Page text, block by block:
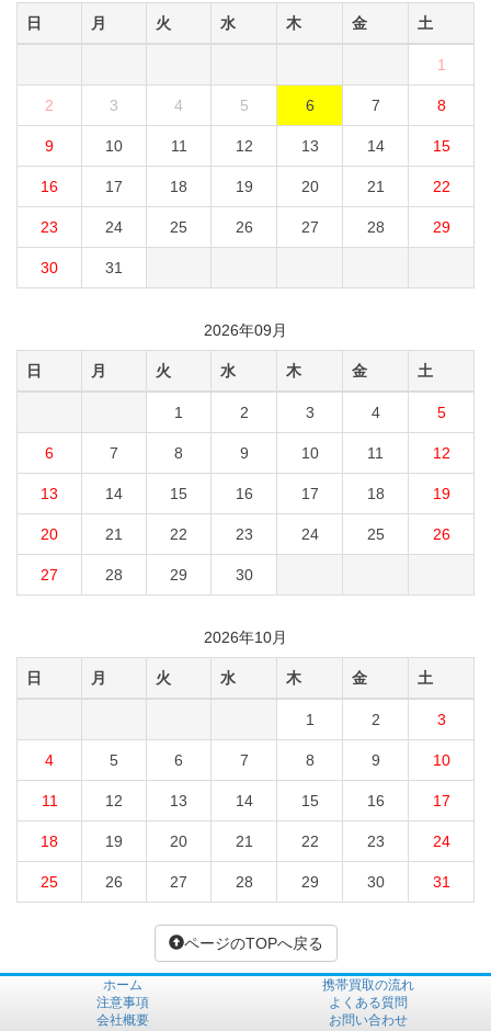
日 月 火 水 木 金 土
1
2 3 4 5 6 7 8
9 10 11 12 13 14 15
16 17 18 19 20 21 22
23 24 25 26 27 28 29
30 31
2026年09月
日 月 火 水 木 金 土
1 2 3 4 5
6 7 8 9 10 11 12
13 14 15 16 17 18 19
20 21 22 23 24 25 26
27 28 29 30
2026年10月
日 月 火 水 木 金 土
1 2 3
4 5 6 7 8 9 10
11 12 13 14 15 16 17
18 19 20 21 22 23 24
25 26 27 28 29 30 31
ページのTOPへ戻る
ホーム
携帯買取の流れ
注意事項
よくある質問
会社概要
お問い合わせ